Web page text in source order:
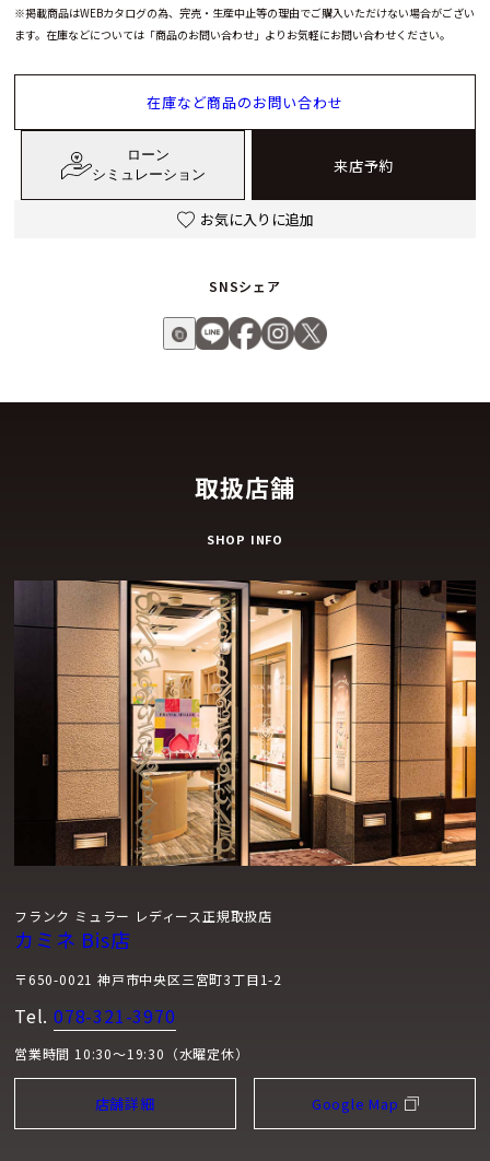
※掲載商品はWEBカタログの為、完売・生産中止等の理由でご購入いただけない場合がござい
ます。在庫などについては「商品のお問い合わせ」よりお気軽にお問い合わせください。
在庫など商品のお問い合わせ
ローン
シミュレーション
来店予約
お気に入りに追加
SNSシェア
取扱店舗
SHOP INFO
フランク ミュラー レディース正規取扱店
カミネ Bis店
〒650-0021 神戸市中央区三宮町3丁目1-2
Tel. 078-321-3970
営業時間 10:30～19:30（水曜定休）
店舗詳細 Google Map